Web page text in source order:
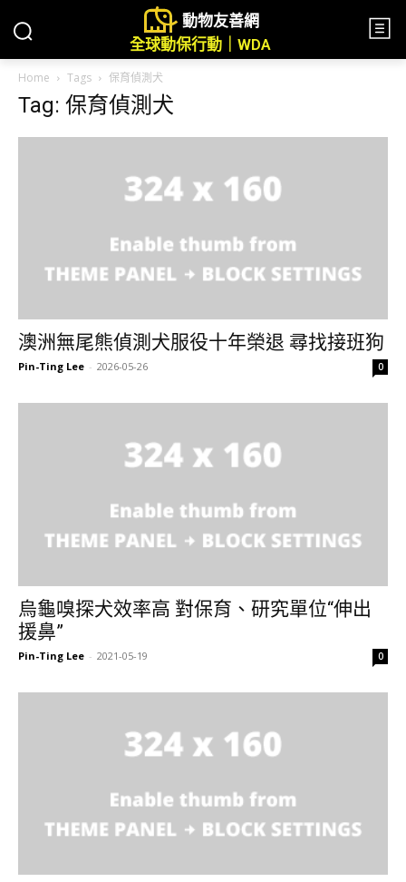
動物友善網
全球動保行動｜WDA
Home Tags 保育偵測犬
Tag: 保育偵測犬
澳洲無尾熊偵測犬服役十年榮退 尋找接班狗
Pin-Ting Lee - 2026-05-26 0
烏龜嗅探犬效率高 對保育、研究單位“伸出
援鼻”
Pin-Ting Lee - 2021-05-19 0